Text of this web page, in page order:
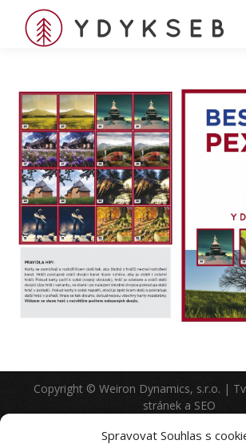
Spravovat Souhlas s
Copyright © Weiron Dynamics, s.r.o. |
stráneka SEO